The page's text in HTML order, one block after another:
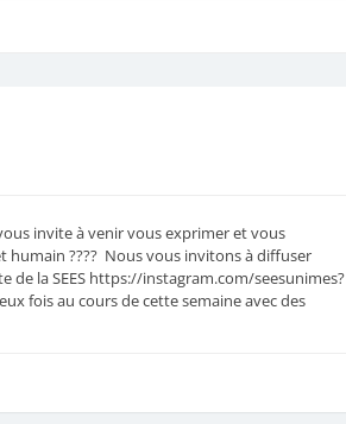
invite à venir vous exprimer et vous
humain ???? Nous vous invitons à diffuser
de la SEES https://instagram.com/seesunimes?
fois au cours de cette semaine avec des